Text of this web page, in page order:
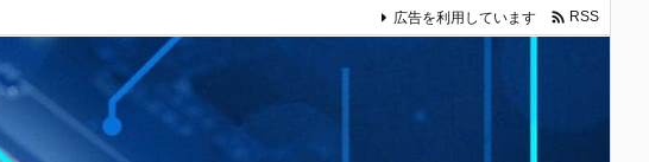
広告を利用しています  RSS